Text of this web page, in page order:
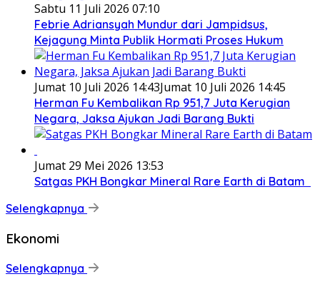
Sabtu 11 Juli 2026 07:10
Febrie Adriansyah Mundur dari Jampidsus,
Kejagung Minta Publik Hormati Proses Hukum
Jumat 10 Juli 2026 14:43Jumat 10 Juli 2026 14:45
Herman Fu Kembalikan Rp 951,7 Juta Kerugian
Negara, Jaksa Ajukan Jadi Barang Bukti
Jumat 29 Mei 2026 13:53
Satgas PKH Bongkar Mineral Rare Earth di Batam
Selengkapnya
Ekonomi
Selengkapnya